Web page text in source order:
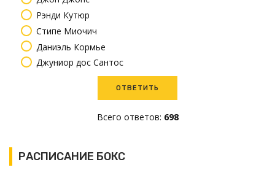
Рэнди Кутюр
Стипе Миочич
Даниэль Кормье
Джуниор дос Сантос
Всего ответов: 698
РАСПИСАНИЕ БОКС